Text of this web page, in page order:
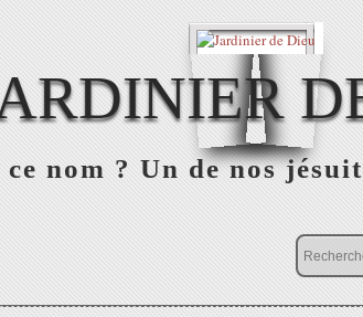
nom ? Un de nos